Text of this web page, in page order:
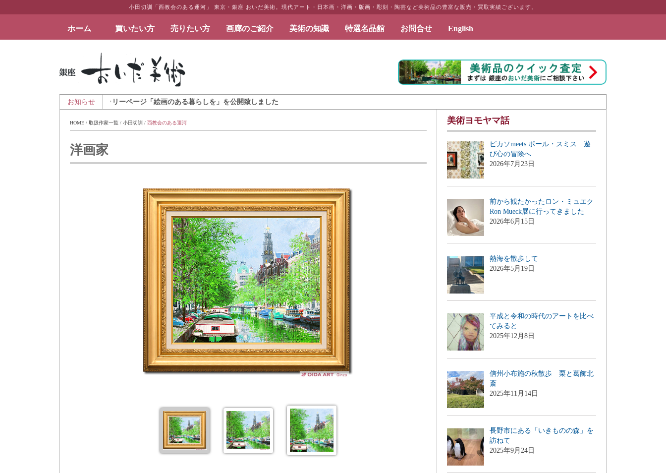
小田切訓「西教会のある運河」 東京・銀座 おいだ美術。現代アート・日本画・洋画・版画・彫刻・陶芸など美術品の豊富な販売・買取実績ございます。
ホーム 買いたい方 売りたい方 画廊のご紹介 美術の知識 特選名品館 お問合せ English
絵画など美術品の販売と買取 | 東京・銀座 おいだ美術
お知らせ
インテリアのギャラリーページ「絵画のある暮らしを」を公開致しました
HOME / 取扱作家一覧 / 小田切訓 / 西教会のある運河
洋画家
美術ヨモヤマ話
ピカソmeets ポール・スミス 遊
び心の冒険へ
2026年7月23日
前から観たかったロン・ミュエク
Ron Mueck展に行ってきました
2026年6月15日
熱海を散歩して
2026年5月19日
平成と令和の時代のアートを比べ
てみると
2025年12月8日
信州小布施の秋散歩 栗と葛飾北
斎
2025年11月14日
長野市にある「いきものの森」を
訪ねて
2025年9月24日